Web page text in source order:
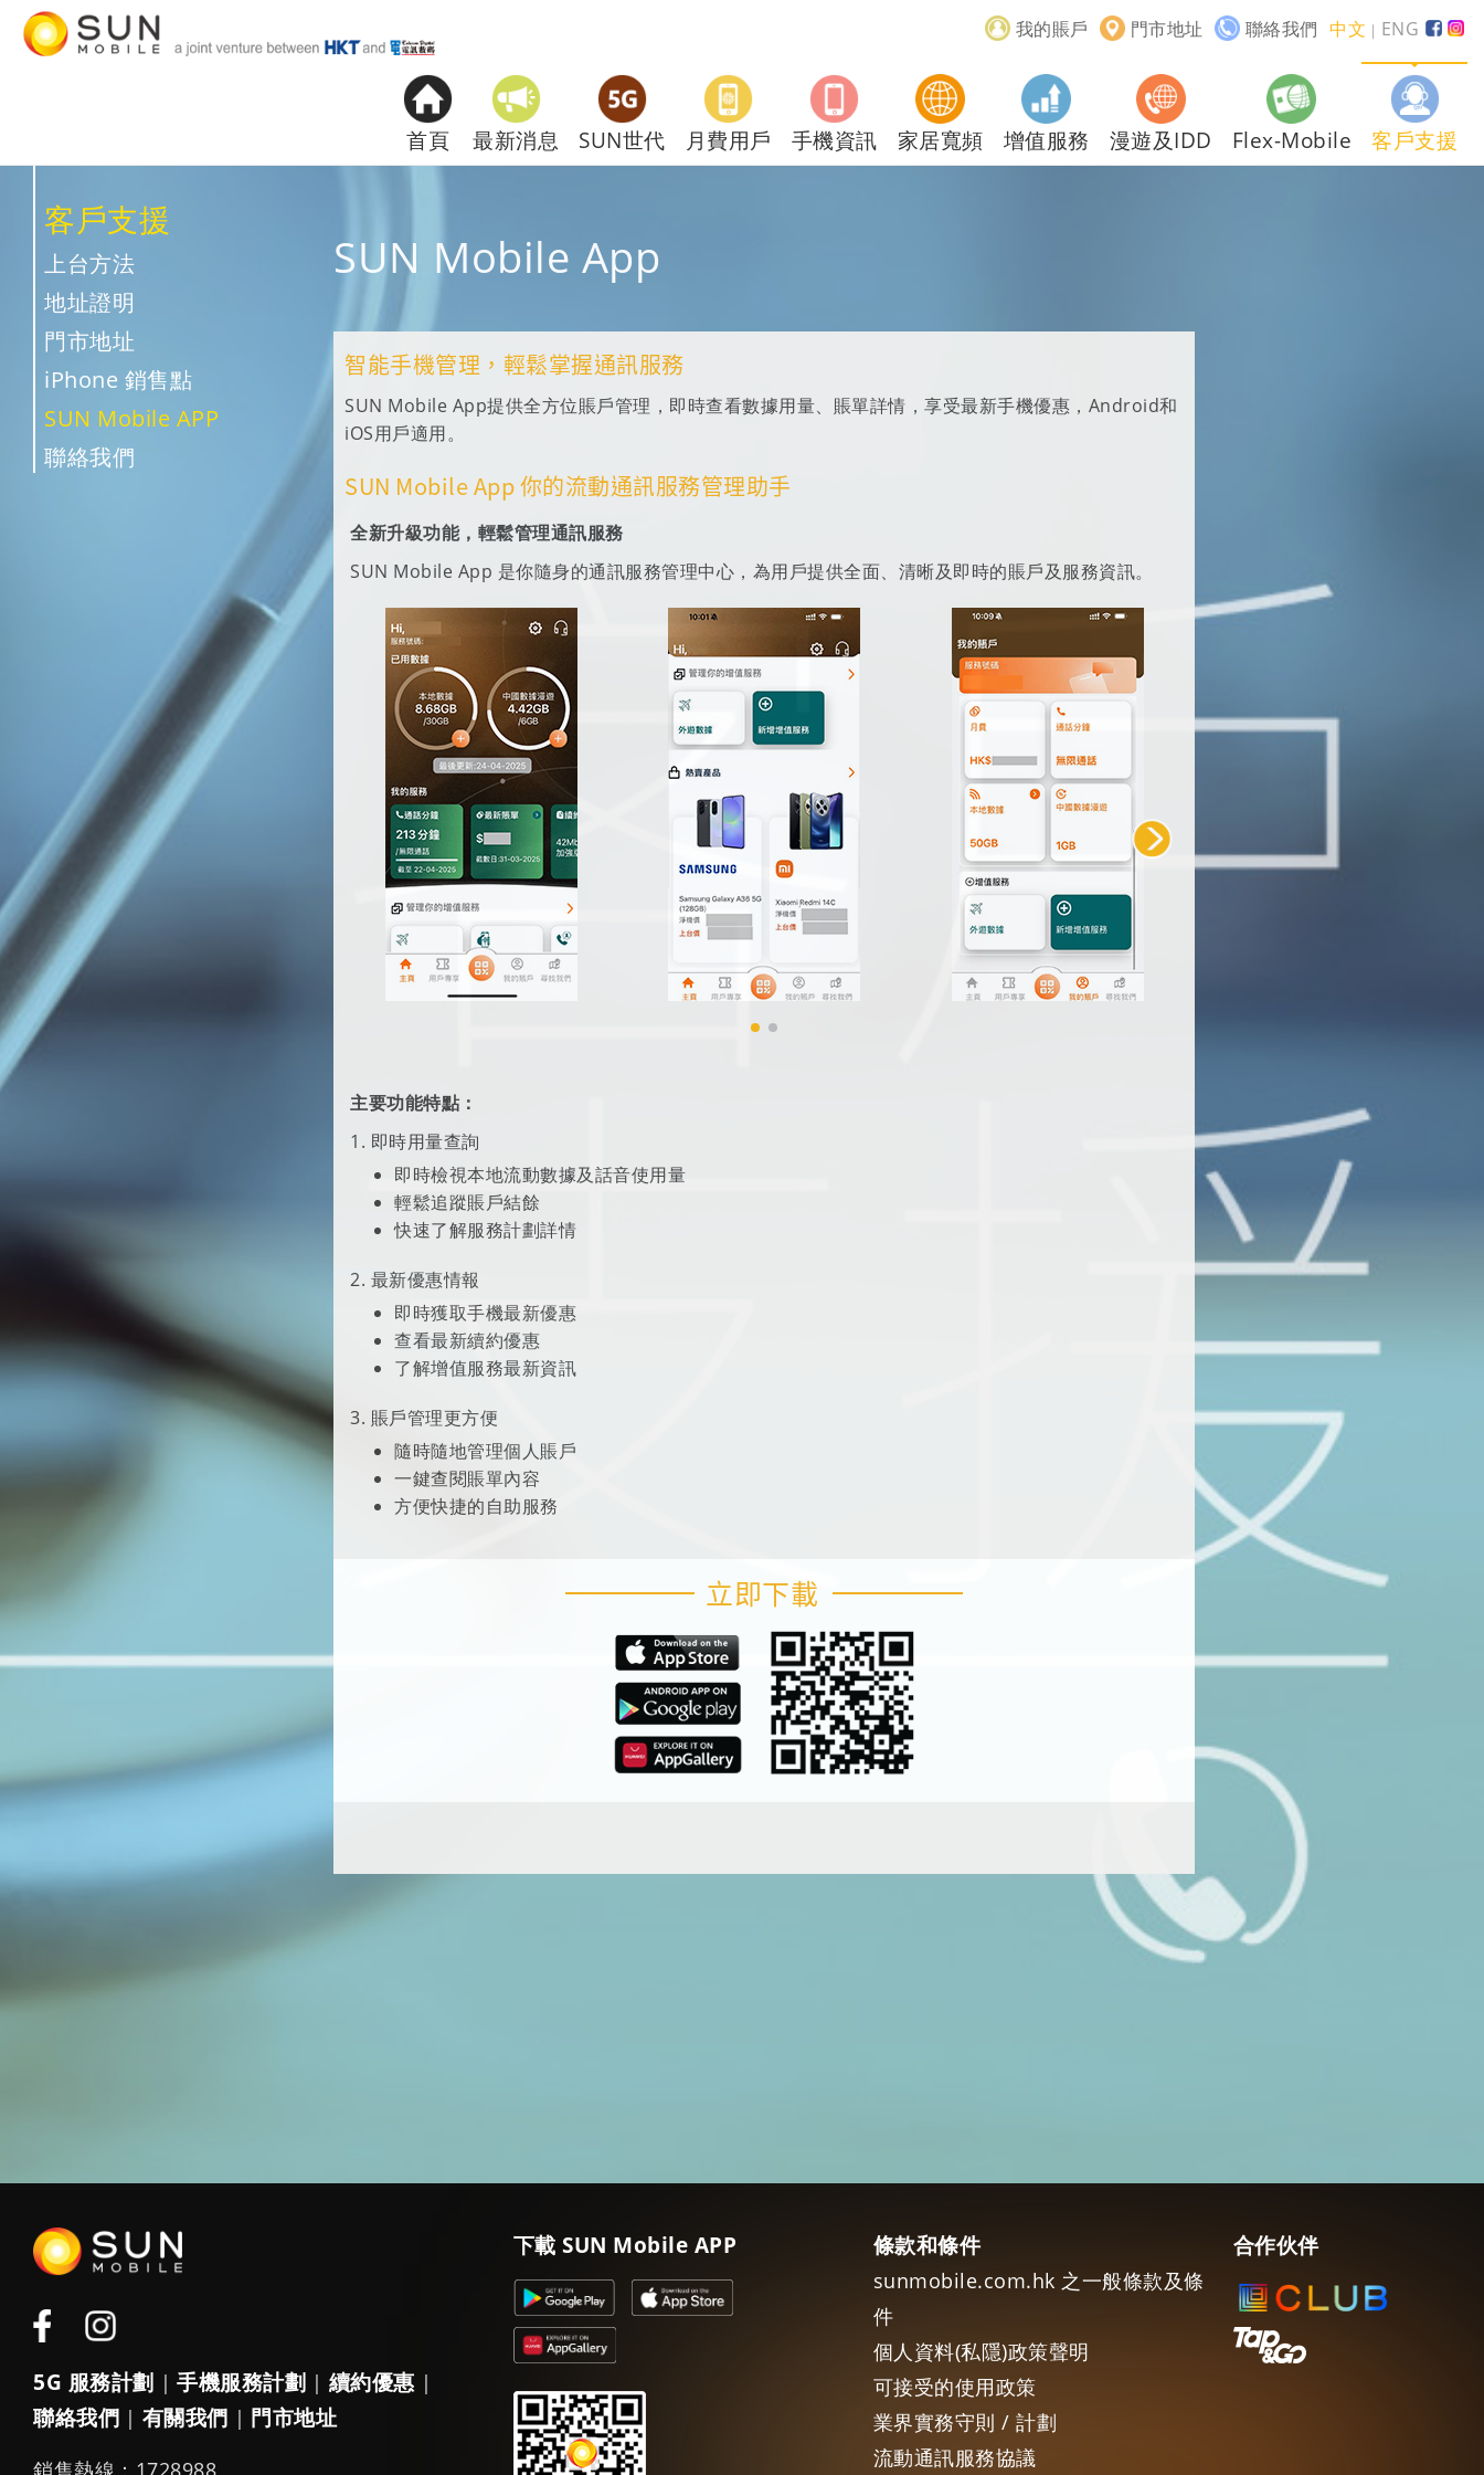
我的賬戶 門市地址 聯絡我們 中文 ｜ ENG
首頁 最新消息 SUN世代 月費用戶 手機資訊 家居寬頻 增值服務 漫遊及IDD Flex-Mobile 客戶支援
客戶支援
上台方法
地址證明
門市地址
iPhone 銷售點
SUN Mobile APP
聯絡我們
SUN Mobile App
智能手機管理，輕鬆掌握通訊服務
SUN Mobile App提供全方位賬戶管理，即時查看數據用量、賬單詳情，享受最新手機優惠，Android和
iOS用戶適用。
SUN Mobile App 你的流動通訊服務管理助手
全新升級功能，輕鬆管理通訊服務
SUN Mobile App 是你隨身的通訊服務管理中心，為用戶提供全面、清晰及即時的賬戶及服務資訊。
主要功能特點：
1. 即時用量查詢
即時檢視本地流動數據及話音使用量
輕鬆追蹤賬戶結餘
快速了解服務計劃詳情
2. 最新優惠情報
即時獲取手機最新優惠
查看最新續約優惠
了解增值服務最新資訊
3. 賬戶管理更方便
隨時隨地管理個人賬戶
一鍵查閱賬單內容
方便快捷的自助服務
立即下載
5G 服務計劃 | 手機服務計劃 | 續約優惠 |
聯絡我們 | 有關我們 | 門市地址
銷售熱線：1728988
下載 SUN Mobile APP 條款和條件
sunmobile.com.hk 之一般條款及條
件
個人資料(私隱)政策聲明
可接受的使用政策
業界實務守則 / 計劃
流動通訊服務協議
合作伙伴